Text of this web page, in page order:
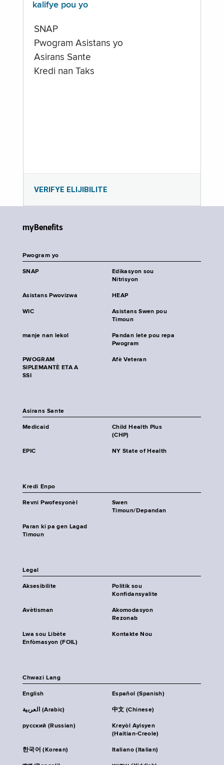
kalifye pou yo
SNAP
Pwogram Asistans yo
Asirans Sante
Kredi nan Taks
VERIFYE ELIJIBILITE
myBenefits
Pwogram yo
SNAP
Edikasyon sou
Nitrisyon
Asistans Pwovizwa HEAP
WIC
Asistans Swen pou
Timoun
manje nan lekol
Pandan lete pou repa
Pwogram
PWOGRAM
SIPLEMANTÈ ETA A
SSI
Afè Veteran
Asirans Sante
Medicaid
Child Health Plus
(CHP)
EPIC NY State of Health
Kredi Enpo
Revni Pwofesyonèl
Swen
Timoun/Depandan
Paran ki pa gen Lagad
Timoun
Legal
Aksesibilite
Politik sou
Konfidansyalite
Avètisman
Akomodasyon
Rezonab
Lwa sou Libète
Enfòmasyon (FOIL)
Kontakte Nou
Chwazi Lang
English Español (Spanish)
العربية (Arabic) 中文 (Chinese)
русский (Russian)
Kreyòl Ayisyen
(Haitian-Creole)
한국어 (Korean) Italiano (Italian)